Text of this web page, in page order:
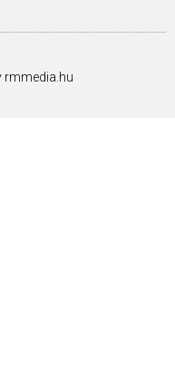
rmmedia.hu